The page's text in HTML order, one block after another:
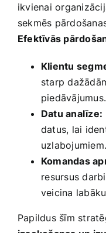
ikvienai
sekmēs
Efektīvās
Klientu
starp
piedāvājumus.
Datu analīze:
datus, lai
uzlabojumiem.
Komandas
⁤resursus
veicina
Papildus šīm